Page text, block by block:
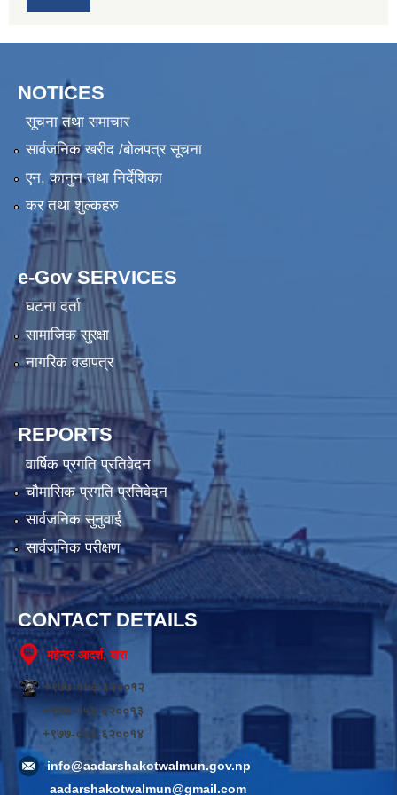
NOTICES
सूचना तथा समाचार
सार्वजनिक खरीद /बोलपत्र सूचना
एन, कानुन तथा निर्देशिका
कर तथा शुल्कहरु
e-Gov SERVICES
घटना दर्ता
सामाजिक सुरक्षा
नागरिक वडापत्र
REPORTS
वार्षिक प्रगति प्रतिवेदन
चौमासिक प्रगति प्रतिवेदन
सार्वजनिक सुनुवाई
सार्वजनिक परीक्षण
CONTACT DETAILS
महेन्द्र आदर्श, बारा
+९७७-०५३-६२००१२
+९७७-०५३-६२००१३
+९७७-०५३-६२००१४
info@aadarshakotwalmun.gov.np
aadarshakotwalmun@gmail.com